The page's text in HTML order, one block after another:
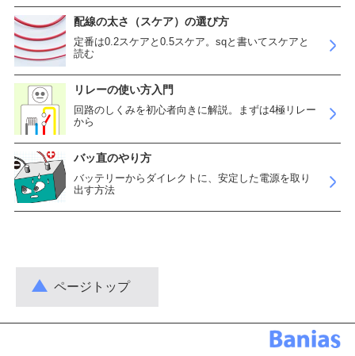
配線の太さ（スケア）の選び方
定番は0.2スケアと0.5スケア。sqと書いてスケアと
読む
リレーの使い方入門
回路のしくみを初心者向きに解説。まずは4極リレー
から
バッ直のやり方
バッテリーからダイレクトに、安定した電源を取り
出す方法
ページトップ